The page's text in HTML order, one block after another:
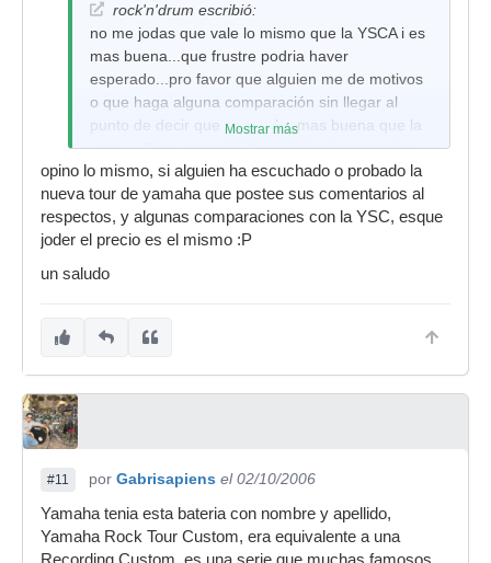
rock'n'drum escribió:
no me jodas que vale lo mismo que la YSCA i es
mas buena...que frustre podria haver
esperado...pro favor que alguien me de motivos
o que haga alguna comparación sin llegar al
punto de decir que es mucho mas buena que la
ysca.....Pero vaya que bien contento que estoy
con mi yamaha!
salu2
Mostrar más
opino lo mismo, si alguien ha escuchado o probado la
nueva tour de yamaha que postee sus comentarios al
respectos, y algunas comparaciones con la YSC, esque
joder el precio es el mismo :P
un saludo
#11 por Gabrisapiens el 02/10/2006
Yamaha tenia esta bateria con nombre y apellido,
Yamaha Rock Tour Custom, era equivalente a una